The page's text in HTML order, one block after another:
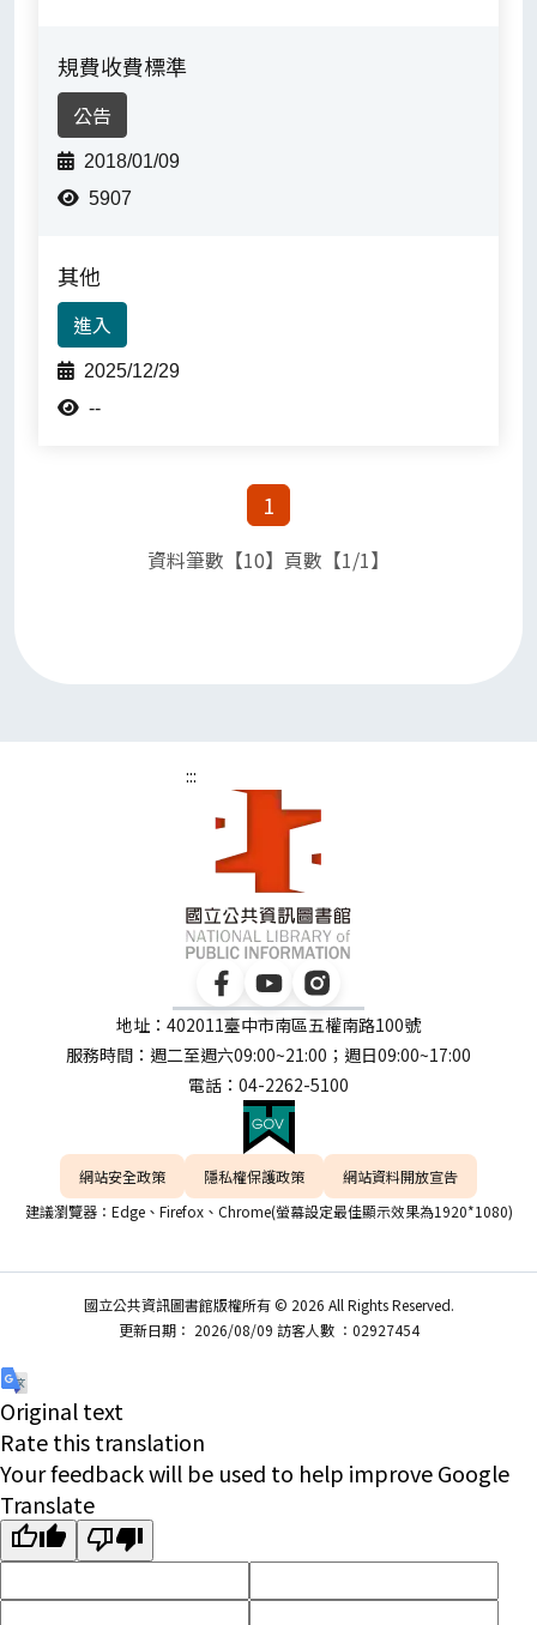
規費收費標準
公告
2018/01/09
5907
其他
進入
2025/12/29
--
1
資料筆數【10】頁數【1/1】
:::
地址：402011臺中市南區五權南路100號
服務時間：週二至週六09:00~21:00；週日09:00~17:00
電話：04-2262-5100
網站安全政策 隱私權保護政策
網站資料開放宣告
建議瀏覽器：Edge、Firefox、Chrome(螢幕設定最佳顯示效果為1920*1080)
國立公共資訊圖書館版權所有 © 2026 All Rights Reserved.
更新日期： 2026/08/09 訪客人數 ：02927454
Original text
Rate this translation
Your feedback will be used to help improve Google
Translate